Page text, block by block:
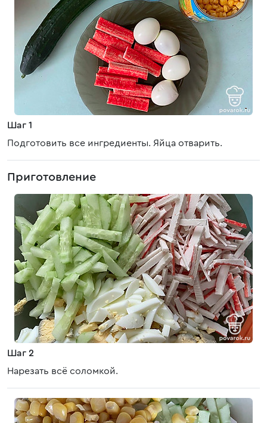
Шаг 1
Подготовить все ингредиенты. Яйца отварить.
Приготовление
Шаг 2
Нарезать всё соломкой.